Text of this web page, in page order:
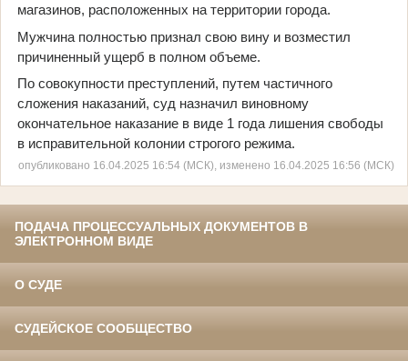
магазинов, расположенных на территории города.
Мужчина полностью признал свою вину и возместил
причиненный ущерб в полном объеме.
По совокупности преступлений, путем частичного
сложения наказаний, суд назначил виновному
окончательное наказание в виде 1 года лишения свободы
в исправительной колонии строгого режима.
опубликовано 16.04.2025 16:54 (МСК), изменено 16.04.2025 16:56 (МСК)
ПОДАЧА ПРОЦЕССУАЛЬНЫХ ДОКУМЕНТОВ В
ЭЛЕКТРОННОМ ВИДЕ
О СУДЕ
СУДЕЙСКОЕ СООБЩЕСТВО